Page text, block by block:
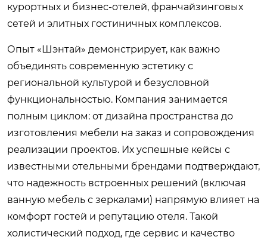
курортных и бизнес-отелей, франчайзинговых
сетей и элитных гостиничных комплексов.
Опыт «Шэнтай» демонстрирует, как важно
объединять современную эстетику с
региональной культурой и безусловной
функциональностью. Компания занимается
полным циклом: от дизайна пространства до
изготовления мебели на заказ и сопровождения
реализации проектов. Их успешные кейсы с
известными отельными брендами подтверждают,
что надежность встроенных решений (включая
ванную мебель с зеркалами) напрямую влияет на
комфорт гостей и репутацию отеля. Такой
холистический подход, где сервис и качество